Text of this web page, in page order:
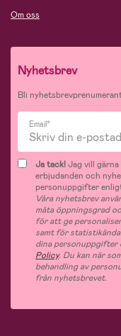
Om oss
Nyhetsbrev
Bli
Email*
Ja tack!Jag vill
erbjudanden och
personuppgifter
Våra nyhetsbrev
mäta öppningsgrad
för att ge
samt för
dina personuppgifter
Policy. Du kan när
behandling av
från nyhetsbrevet.